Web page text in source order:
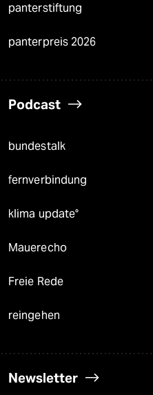
panterstiftung
panterpreis 2026
Podcast
bundestalk
fernverbindung
klima update°
Mauerecho
Freie Rede
reingehen
Newsletter